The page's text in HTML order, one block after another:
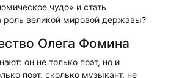
чудо» и стать
роль великой мировой державы?
Олега Фомина
он не только поэт, но и
поэт, сколько музыкант, не